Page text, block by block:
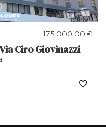
175.000,00 €
Ciro Giovinazzi